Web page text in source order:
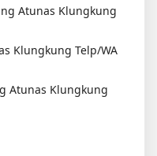
Atunas Klungkung
Klungkung Telp/WA
Atunas Klungkung